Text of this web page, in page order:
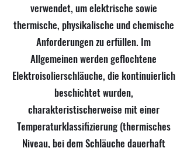
verwendet, um elektrische sowie
thermische, physikalische und chemische
Anforderungen zu erfüllen. Im
Allgemeinen werden geflochtene
Elektroisolierschläuche, die kontinuierlich
beschichtet wurden,
charakteristischerweise mit einer
Temperaturklassifizierung (thermisches
Niveau, bei dem Schläuche dauerhaft